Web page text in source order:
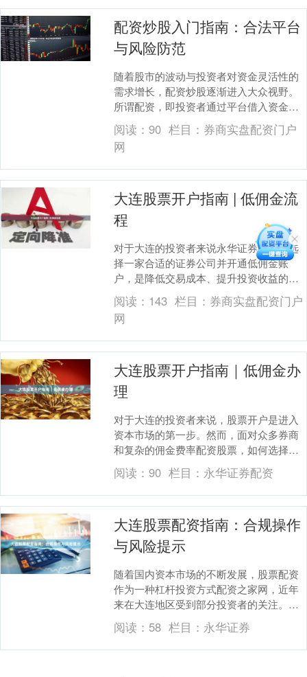
配资炒股入门指南：合法平台
与风险防范
随着股市的波动与投资者对资金灵活性的
需求增长，配资炒股逐渐进入大众视野。
所谓配资，即投资者通过平台借入资金放
大投资本金，从而在行情有利时获得更高
收益。但对于新手....
阅读：90 栏目： 券商实盘配资门户
网
大连股票开户指南 | 低佣金流
程
对于大连的投资者来说永华证券配资，选
择一家合适的证券公司并开通低佣金账
户，是降低交易成本、提升投资收益的关
键一步。本文将为您详细梳理大连股票开
户的完整流程，并重....
阅读： 143 栏目： 券商实盘配资门户
网
大连股票开户指南｜低佣金办
理
对于大连的投资者来说，股票开户是进入
资本市场的第一步。然而，面对众多券商
和复杂的佣金费率配资股票，如何选择一
家既正规又低佣金的券商，成为许多新手
投资者的难题。本....
阅读：90 栏目： 永华证券配资
大连股票配资指南：合规操作
与风险提示
随着国内资本市场的不断发展，股票配资
作为一种杠杆投资方式配资之家网，近年
来在大连地区受到部分投资者的关注。所
谓股票配资，是指投资者通过配资公司获
得额外资金用于股....
阅读： 58 栏目： 永华证券